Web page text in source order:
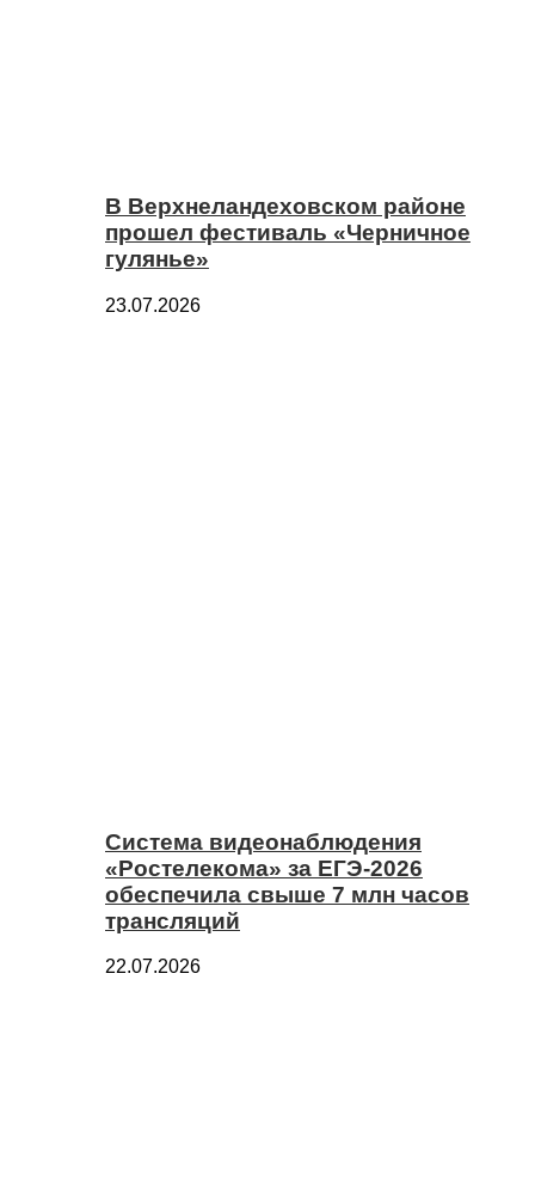
В Верхнеландеховском районе
прошел фестиваль «Черничное
гулянье»
23.07.2026
Система видеонаблюдения
«Ростелекома» за ЕГЭ-2026
обеспечила свыше 7 млн часов
трансляций
22.07.2026